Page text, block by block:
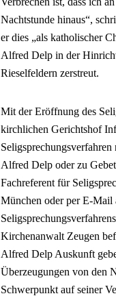
Nachtstunde hinaus“,
er dies „als katholischer
Alfred Delp in der
Rieselfeldern zerstreut.
Mit der Eröffnung des
kirchlichen Gerichtshof
Alfred Delp oder zu
Fachreferent für
München oder per E-Mail
Kirchenanwalt Zeugen
Alfred Delp Auskunft
Überzeugungen von den
Schwerpunkt auf seiner